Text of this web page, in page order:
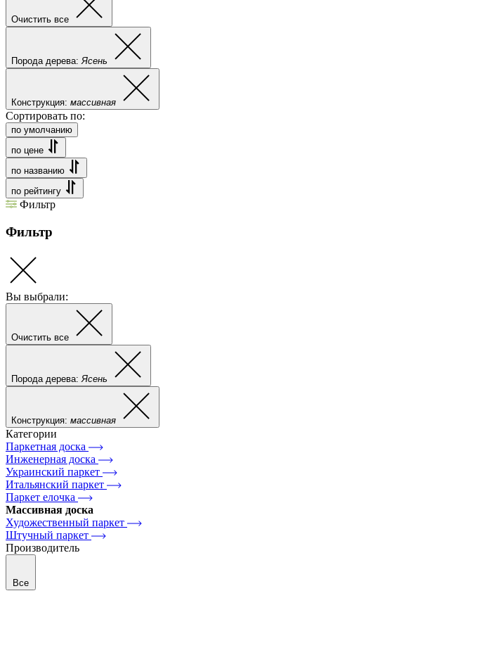
Очистить все
Порода дерева: Ясень
Конструкция: массивная
Сортировать по:
по умолчанию
по цене
по названию
по рейтингу
Фильтр
Фильтр
Вы выбрали:
Очистить все
Порода дерева:Ясень
Конструкция: массивная
Категории
Паркетная доска
Инженерная доска
Украинский паркет
Итальянский паркет
Паркет елочка
Массивная доска
Художественный паркет
Штучный паркет
Производитель
Все